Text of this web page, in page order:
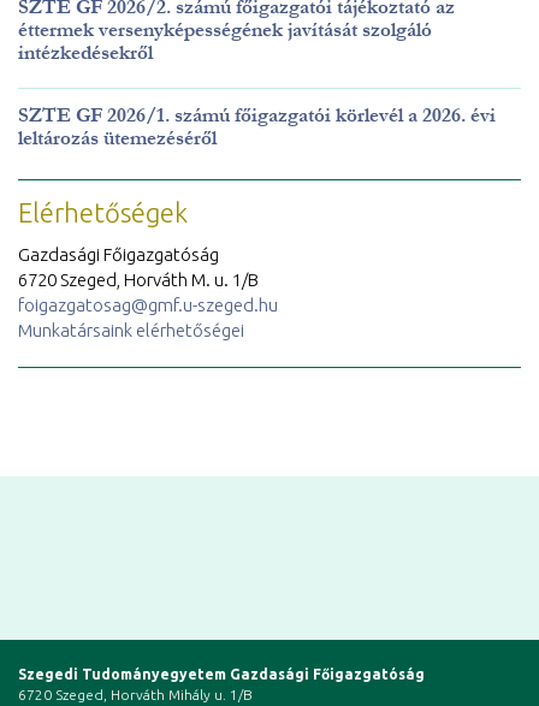
SZTE GF 2026/2. számú főigazgatói tájékoztató az
éttermek versenyképességének javítását szolgáló
intézkedésekről
SZTE GF 2026/1. számú főigazgatói körlevél a 2026. évi
leltározás ütemezéséről
Elérhetőségek
Gazdasági Főigazgatóság
6720 Szeged, Horváth M. u. 1/B
foigazgatosag@gmf.u-szeged.hu
Munkatársaink elérhetőségei
Szegedi Tudományegyetem Gazdasági Főigazgatóság
6720 Szeged, Horváth Mihály u. 1/B